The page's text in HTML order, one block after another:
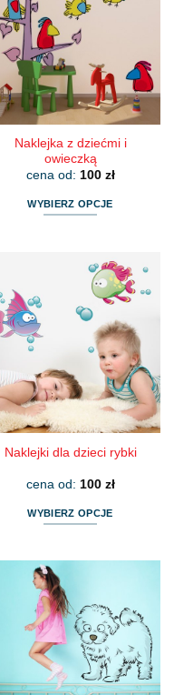
Opcje
można
wybrać
na
stronie
produktu
Naklejka z dziećmi i
owieczką
cena od: 100 zł
WYBIERZ OPCJE
wiele
wariantów.
Opcje
można
wybrać
na
stronie
produktu
Naklejki dla dzieci rybki
cena od: 100 zł
WYBIERZ OPCJE
wariantów.
Opcje
można
wybrać
na